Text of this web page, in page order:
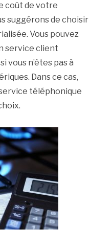
coût de votre
suggérons de choisir
Vous pouvez
service client
vous n’êtes pas à
Dans ce cas,
téléphonique